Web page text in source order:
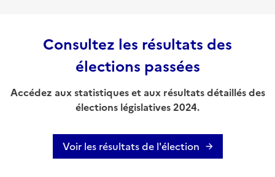
Consultez les résultats des
élections passées
Accédez aux statistiques et aux résultats détaillés des
élections législatives 2024.
Voir les résultats de l'élection